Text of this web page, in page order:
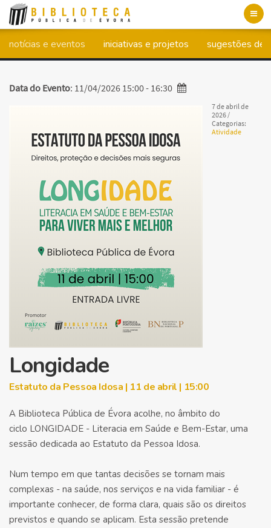
notícias e eventos iniciativas e projetos sugestões de
Data do Evento: 11/04/2026 15:00 - 16:30
7 de abril de
2026/
Categorias:
Atividade
Longidade
Estatuto da Pessoa Idosa | 11 de abril | 15:00
A Biblioteca Pública de Évora acolhe, no âmbito do
ciclo LONGIDADE - Literacia em Saúde e Bem-Estar, uma
sessão dedicada ao Estatuto da Pessoa Idosa.
Num tempo em que tantas decisões se tornam mais
complexas - na saúde, nos serviços e na vida familiar - é
importante conhecer, de forma clara, quais são os direitos
previstos e quando se aplicam. Esta sessão pretende